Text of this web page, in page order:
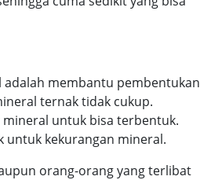
membantu pembentukan
ternak tidak cukup.
untuk bisa terbentuk.
untuk kekurangan mineral.
orang-orang yang terlibat